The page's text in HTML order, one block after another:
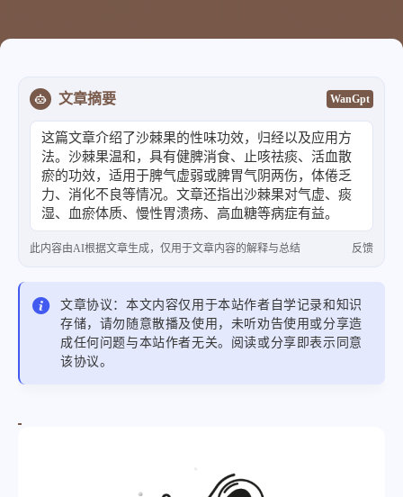
文章摘要 WanGpt
这篇文章介绍了沙棘果的性味功效，归经以及应用方
法。沙棘果温和，具有健脾消食、止咳祛痰、活血散
瘀的功效，适用于脾气虚弱或脾胃气阴两伤，体倦乏
力、消化不良等情况。文章还指出沙棘果对气虚、痰
湿、血瘀体质、慢性胃溃疡、高血糖等病症有益。
此内容由AI根据文章生成，仅用于文章内容的解释与总结 反馈
文章协议：本文内容仅用于本站作者自学记录和知识
存储，请勿随意散播及使用，未听劝告使用或分享造
成任何问题与本站作者无关。阅读或分享即表示同意
该协议。